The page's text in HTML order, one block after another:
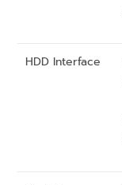
HDD Interface